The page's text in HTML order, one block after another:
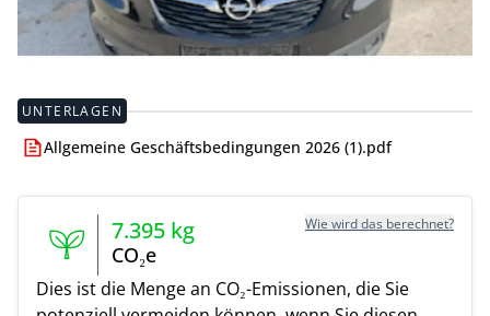
UNTERLAGEN
Allgemeine Geschäftsbedingungen 2026 (1).pdf
7.395 kg
CO₂e
Wie wird das berechnet?
Dies ist die Menge an CO₂-Emissionen, die Sie